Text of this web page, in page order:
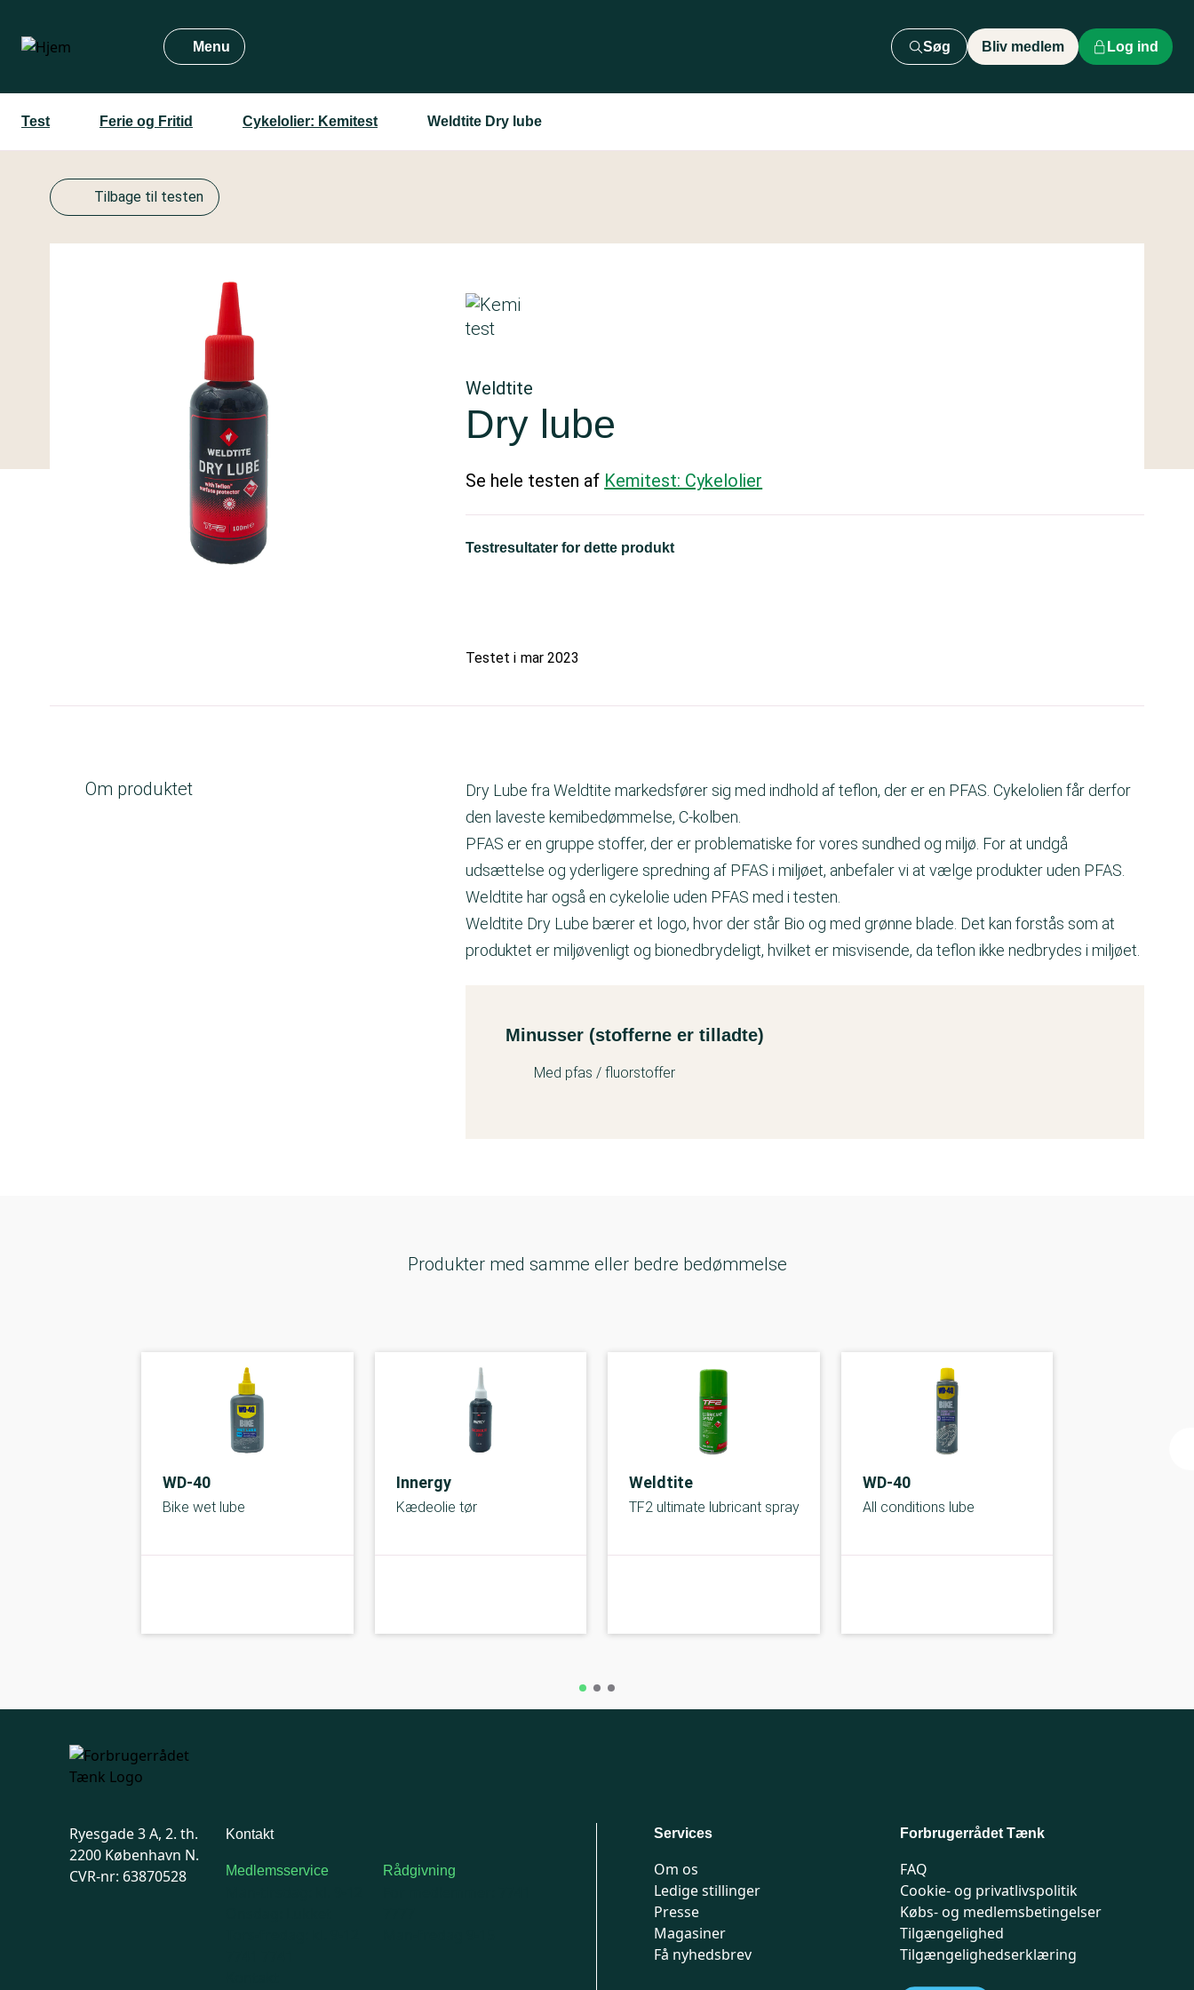
hovedindhold
Menu Søg Bliv medlem Log ind
Test Ferie og Fritid Cykelolier: Kemitest Weldtite Dry lube
Tilbage til testen
Weldtite
Dry lube
Se hele testen af Kemitest: Cykelolier
Testresultater for dette produkt
Testet i mar 2023
Om produktet
Dry Lube fra Weldtite markedsfører sig med indhold af teflon, der er en PFAS. Cykelolien får derfor
den laveste kemibedømmelse, C-kolben.
PFAS er en gruppe stoffer, der er problematiske for vores sundhed og miljø. For at undgå
udsættelse og yderligere spredning af PFAS i miljøet, anbefaler vi at vælge produkter uden PFAS.
Weldtite har også en cykelolie uden PFAS med i testen.
Weldtite Dry Lube bærer et logo, hvor der står Bio og med grønne blade. Det kan forstås som at
produktet er miljøvenligt og bionedbrydeligt, hvilket er misvisende, da teflon ikke nedbrydes i miljøet.
Kemitest
Minusser (stofferne er tilladte)
Med pfas / fluorstoffer
Produkter med samme eller bedre bedømmelse
WD-40
Bike wet lube
Innergy
Kædeolie tør
Weldtite
TF2 ultimate lubricant spray
WD-40
All conditions lube
Ryesgade 3 A, 2. th.
2200 København N.
CVR-nr: 63870528
Kontakt
Medlemsservice Rådgivning
Services
Om os
Ledige stillinger
Presse
Magasiner
Få nyhedsbrev
Forbrugerrådet Tænk
FAQ
Cookie- og privatlivspolitik
Købs- og medlemsbetingelser
Tilgængelighed
Tilgængelighedserklæring